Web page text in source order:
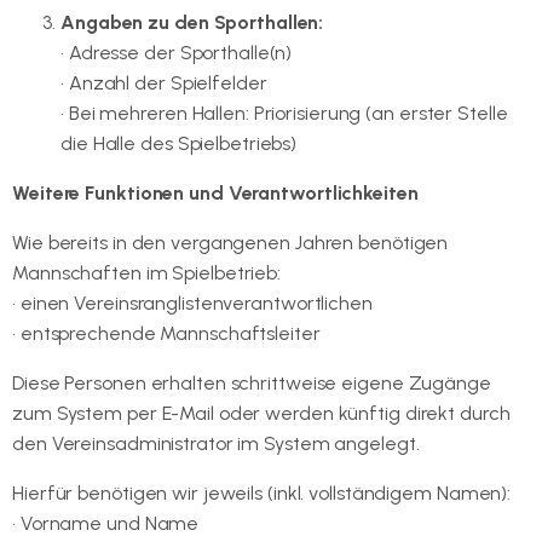
Angaben zu den Sporthallen:
• Adresse der Sporthalle(n)
• Anzahl der Spielfelder
• Bei mehreren Hallen: Priorisierung (an erster Stelle
die Halle des Spielbetriebs)
Weitere Funktionen und Verantwortlichkeiten
Wie bereits in den vergangenen Jahren benötigen
Mannschaften im Spielbetrieb:
• einen Vereinsranglistenverantwortlichen
• entsprechende Mannschaftsleiter
Diese Personen erhalten schrittweise eigene Zugänge
zum System per E-Mail oder werden künftig direkt durch
den Vereinsadministrator im System angelegt.
Hierfür benötigen wir jeweils (inkl. vollständigem Namen):
• Vorname und Name